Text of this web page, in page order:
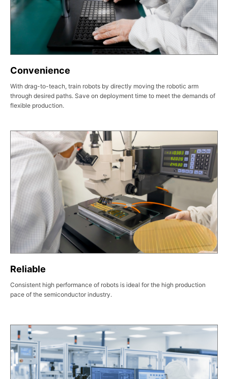
Convenience
With drag-to-teach, train robots by directly moving the robotic arm
through desired paths. Save on deployment time to meet the demands of
flexible production.
Reliable
Consistent high performance of robots is ideal for the high production
pace of the semiconductor industry.